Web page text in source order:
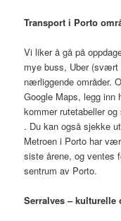
Transport i Porto
Vi liker å gå på
mye buss, Uber (svært
nærliggende områder.
Google Maps, legg inn
kommer rutetabeller
. Du kan også sjekke
Metroen i Porto har
siste årene, og ventes
sentrum av Porto.
Serralves – kulturelle